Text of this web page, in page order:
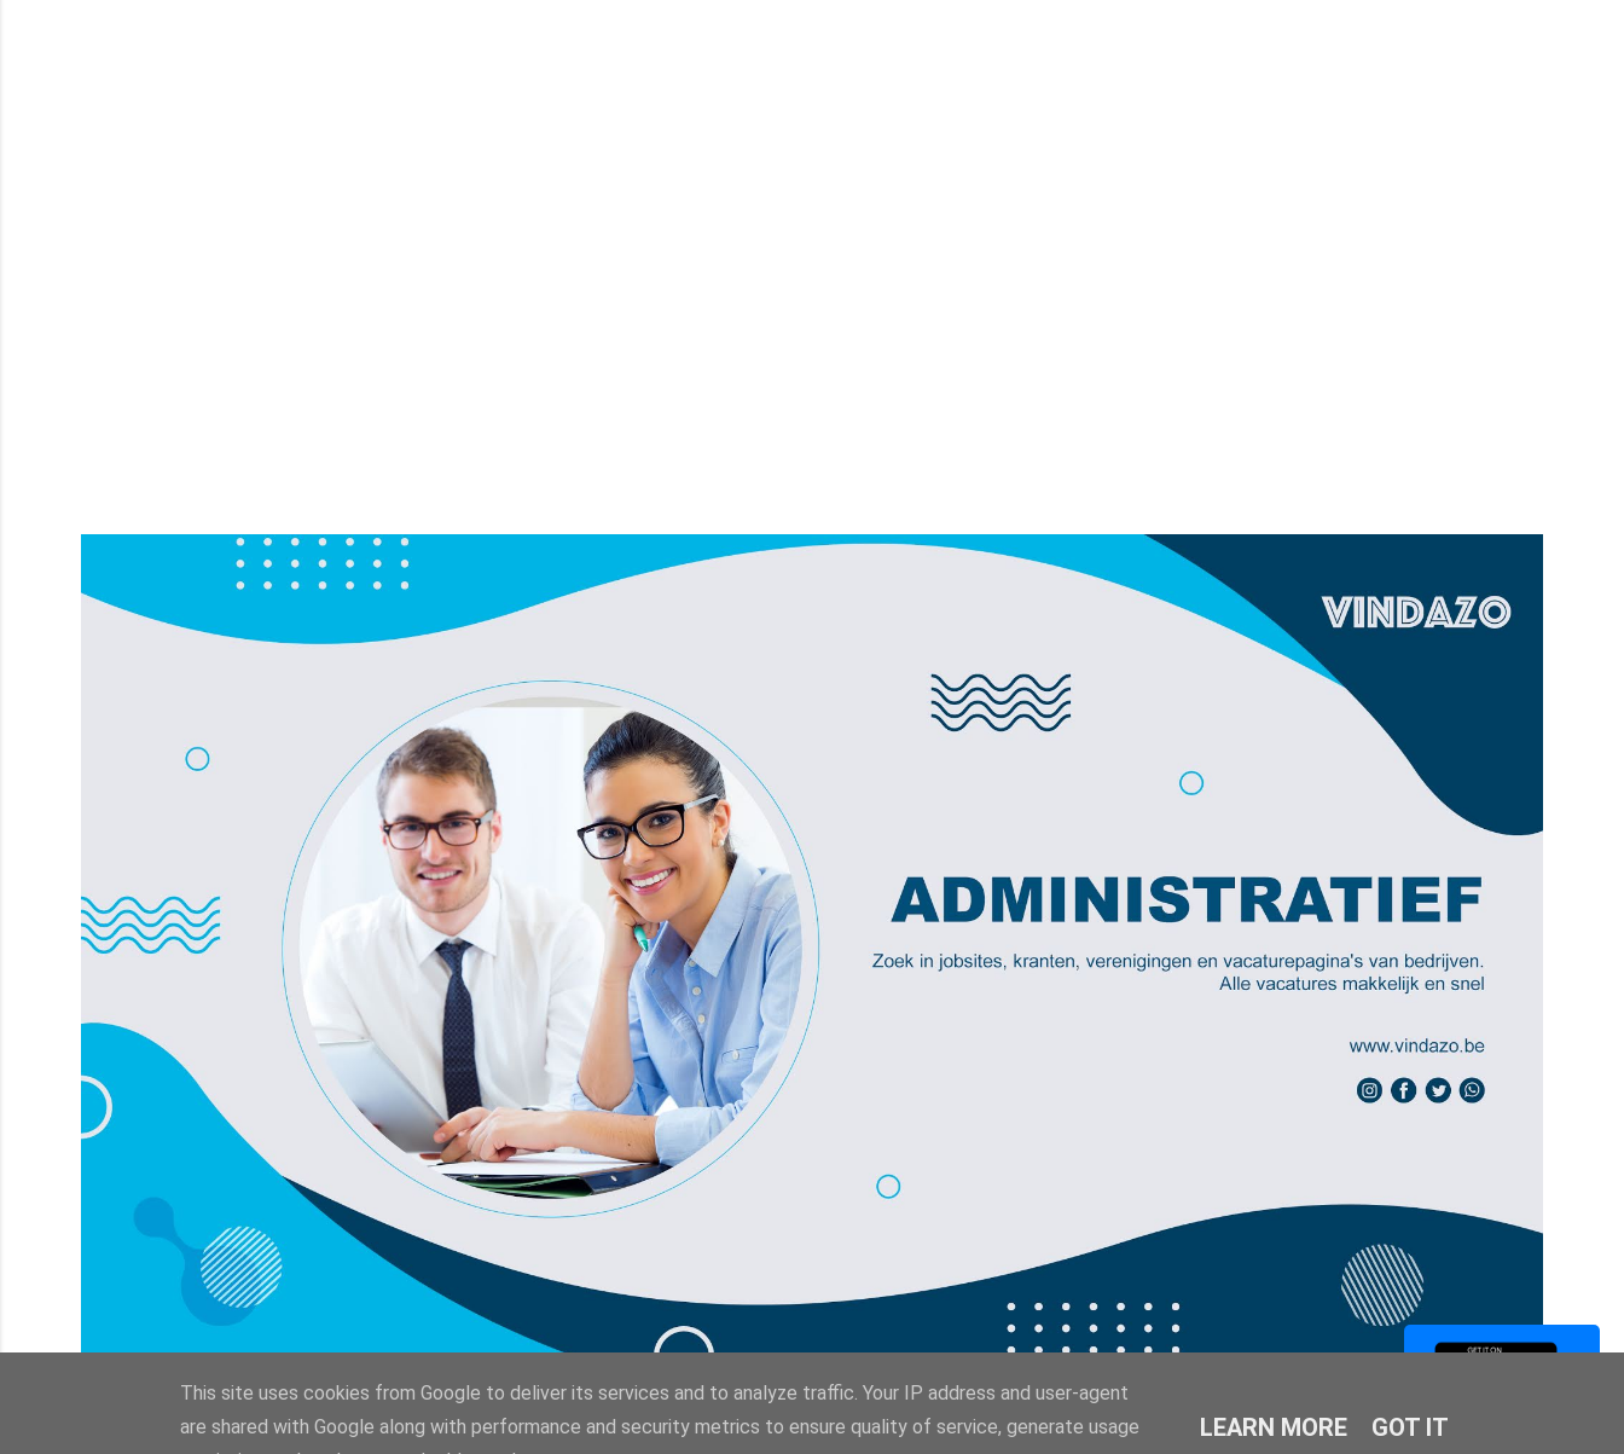
Powered byWeb App Development
This site uses cookies from Google to deliver its services and to analyze traffic. Your IP address and user-agent
are shared with Google along with performance and security metrics to ensure quality of service, generate usage
LEARN MORE GOT IT